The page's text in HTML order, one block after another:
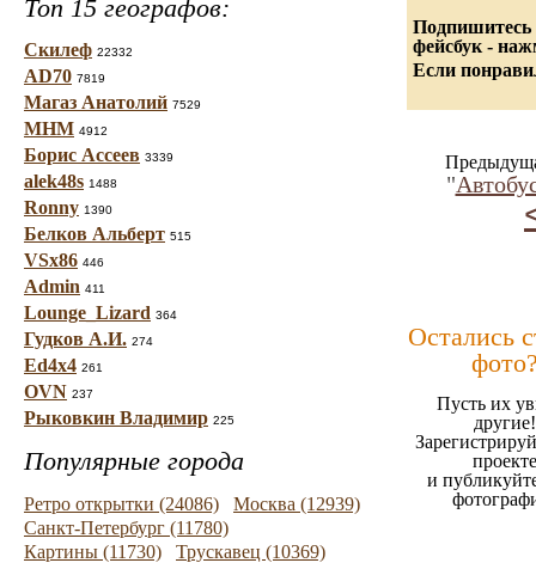
Топ 15 географов:
Скилеф 22332
AD70 7819
Магаз Анатолий 7529
МНМ 4912
Борис Ассеев 3339
alek48s 1488
Ronny 1390
Белков Альберт 515
VSx86 446
Admin 411
Lounge_Lizard 364
Гудков А.И. 274
Ed4x4 261
OVN 237
Рыковкин Владимир 225
Популярные города
Ретро открытки (24086)
Москва (12939)
Санкт-Петербург (11780)
Картины (11730)
Трускавец (10369)
Подпишитесь
фейсбук -
Если
"
Остались
Пусть их
другие!
проекте
и